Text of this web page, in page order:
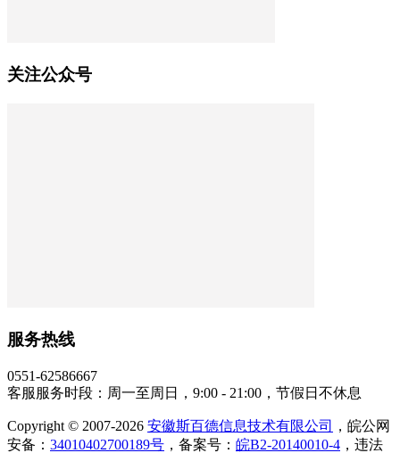
关注公众号
服务热线
0551-62586667
客服服务时段：周一至周日，9:00 - 21:00，节假日不休息
Copyright © 2007-2026 安徽斯百德信息技术有限公司
，皖公网
安备： 34010402700189号 ，备案号： 皖B2-20140010-4 ，违法